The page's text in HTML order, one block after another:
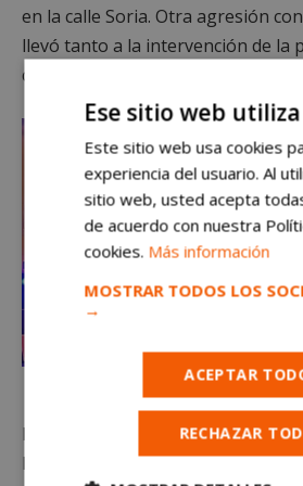
en la calle Soria. Otra agresión
llevó tanto a la intervención de la
como local.
Agresión con arma blanca en
La víctima de ese acto de violencia
hombre de mediana edad, fue
Ese sitio web
Este sitio web usa cookies
experiencia del usuario. Al
sitio web, usted acepta
de acuerdo con nuestra
cookies. Más información
MOSTRAR TODOS LOS
→
ACEPTAR
RECHAZAR